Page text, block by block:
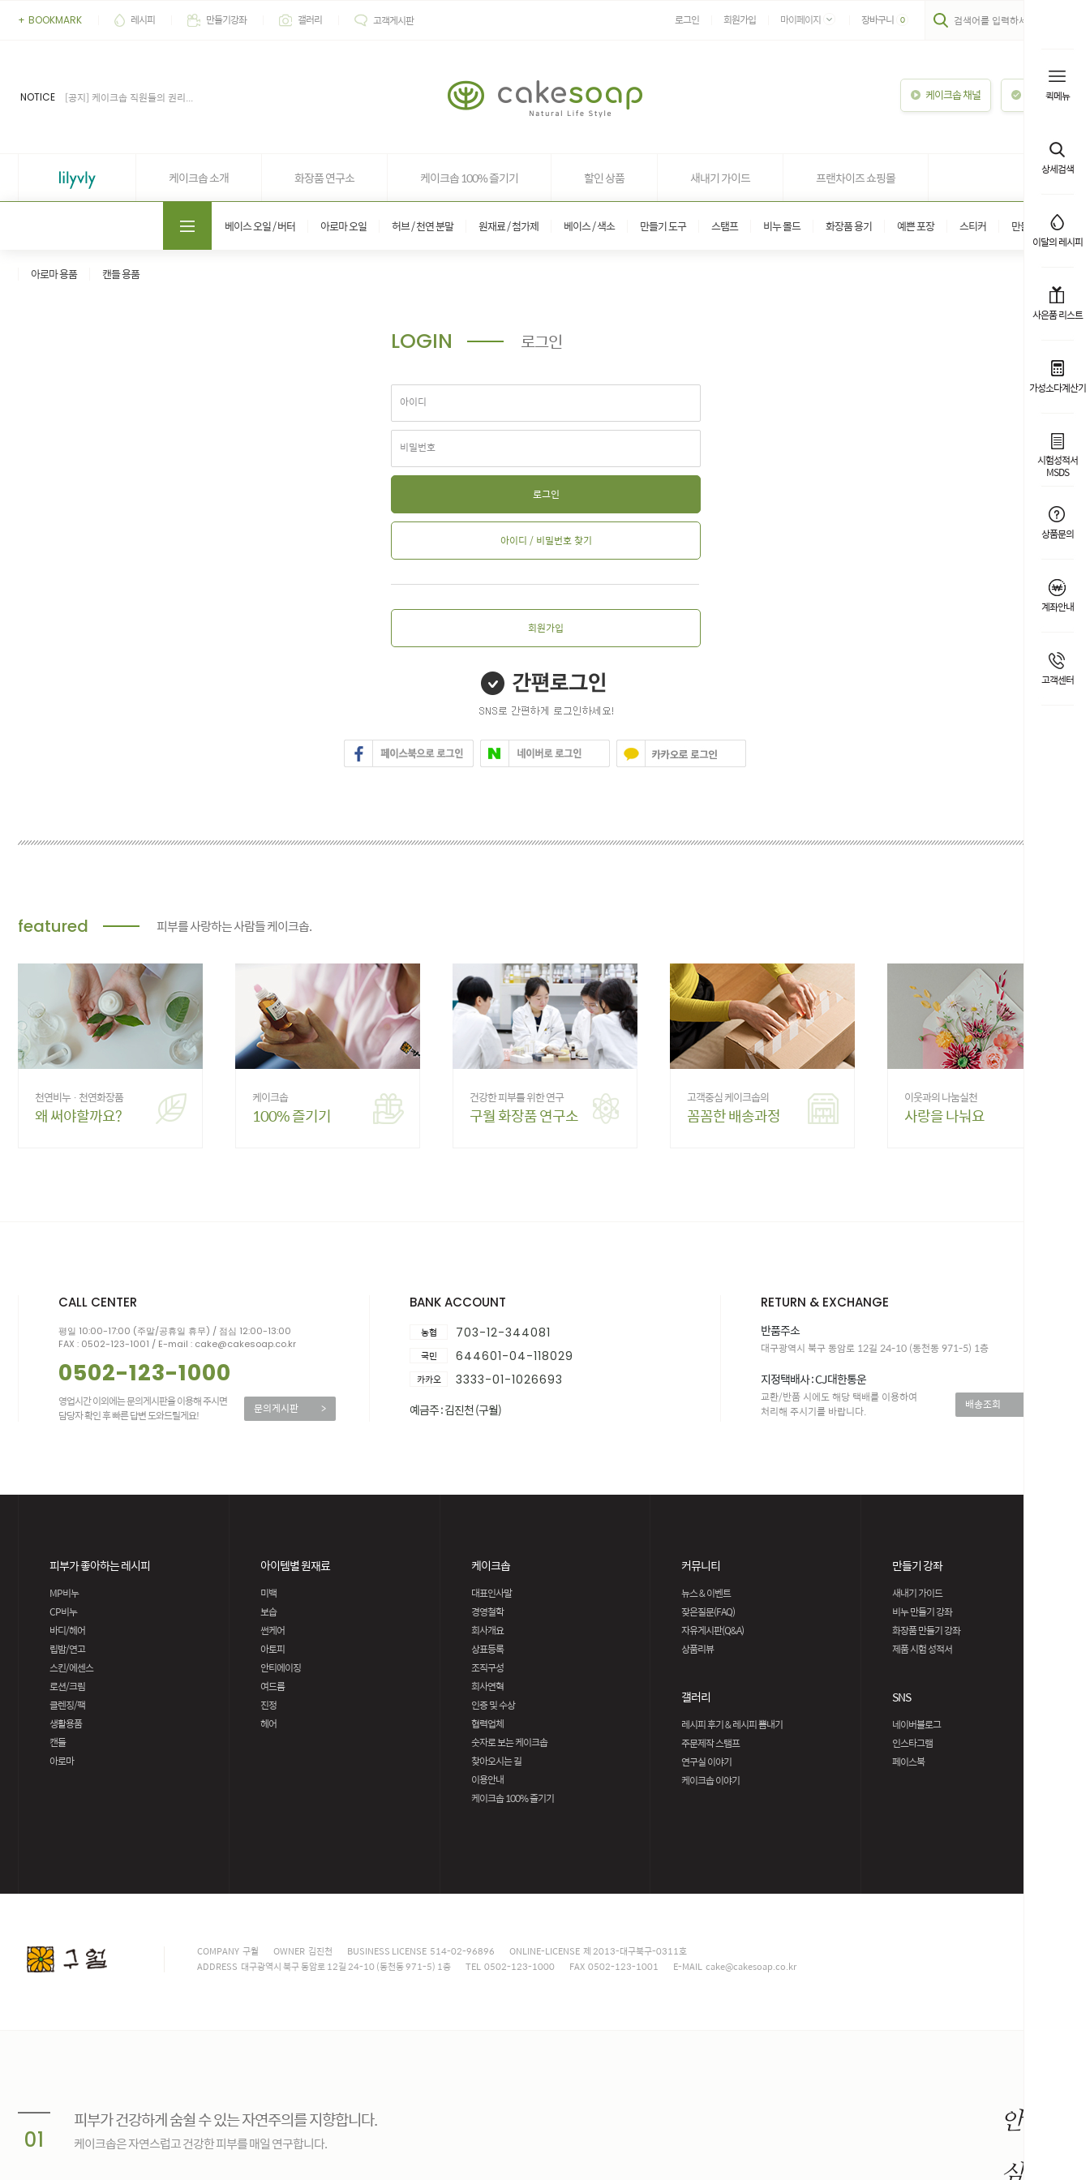
퀵메뉴
상세검색
이달의 레시피
사은품 리스트
가성소다계산기
시험성적서
MSDS
상품문의
계좌안내
고객센터
+ BOOKMARK 레시피 만들기강좌 갤러리 고객게시판 로그인 회원가입 마이페이지 장바구니 0
NOTICE
[이벤트] 상품 후기 7월 당첨자...
케이크솝 채널 이용안내
케이크솝 소개 화장품 연구소 케이크솝 100% 즐기기 할인 상품 새내기 가이드 프랜차이즈 쇼핑몰
베이스 오일 / 버터 아로마 오일 허브 / 천연 분말 원재료 / 첨가제 베이스 / 색소 만들기 도구 스탬프 비누 몰드 화장품 용기 예쁜 포장 스티커 만들기 키트
아로마 용품 캔들 용품
LOGIN 로그인
아이디
비밀번호
로그인
아이디 / 비밀번호 찾기
회원가입
featured 피부를 사랑하는 사람들 케이크솝.
천연비누 · 천연화장품
왜 써야할까요?
케이크솝
100% 즐기기
건강한 피부를 위한 연구
구월 화장품 연구소
고객중심 케이크솝의
꼼꼼한 배송과정
이웃과의 나눔실천
사랑을 나눠요
CALL CENTER
평일 10:00-17:00 (주말/공휴일 휴무) / 점심 12:00-13:00
FAX : 0502-123-1001 / E-mail : cake@cakesoap.co.kr
0502-123-1000
영업시간 이외에는 문의게시판을 이용해 주시면
담당자 확인 후 빠른 답변 도와드릴게요!
문의게시판 >
BANK ACCOUNT
농협 703-12-344081
국민 644601-04-118029
카카오 3333-01-1026693
예금주 : 김진천 (구월)
RETURN & EXCHANGE
반품주소
대구광역시 북구 동암로 12길 24-10 (동천동 971-5) 1층
지정택배사 : CJ대한통운
교환/반품 시에도 해당 택배를 이용하여
처리해 주시기를 바랍니다.
배송조회
피부가 좋아하는 레시피
MP비누
CP비누
바디/헤어
립밤/연고
스킨/에센스
로션/크림
클렌징/팩
생활용품
캔들
아로마
아이템별 원재료
미백
보습
썬케어
아토피
안티에이징
여드름
진정
헤어
케이크솝
대표인사말
경영철학
회사개요
상표등록
조직구성
회사연혁
인증 및 수상
협력업체
숫자로 보는 케이크솝
찾아오시는 길
이용안내
케이크솝 100% 즐기기
커뮤니티
뉴스 & 이벤트
잦은질문(FAQ)
자유게시판(Q&A)
상품리뷰
갤러리
레시피 후기 & 레시피 뽐내기
주문제작 스탬프
연구실 이야기
케이크솝 이야기
만들기 강좌
새내기 가이드
비누 만들기 강좌
화장품 만들기 강좌
제품 시험 성적서
SNS
네이버블로그
인스타그램
페이스북
COMPANY 구월 OWNER 김진천 BUSINESS LICENSE 514-02-96896
ONLINE-LICENSE 제 2013-대구북구-0311호
ADDRESS 대구광역시 북구 동암로 12길 24-10 (동천동 971-5) 1층
TEL 0502-123-1000 FAX 0502-123-1001 E-MAIL cake@cakesoap.co.kr
안
심
01
피부가 건강하게 숨쉴 수 있는 자연주의를 지향합니다.
케이크솝은 자연스럽고 건강한 피부를 매일 연구합니다.